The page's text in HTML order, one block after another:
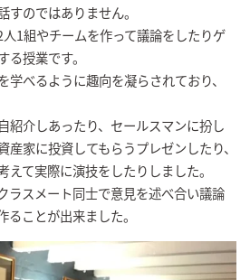
のではありません。
1組やチームを作って議論をしたりゲ
授業です。
べるように趣向を凝らされており、
紹介しあったり、セールスマンに扮し
家に投資してもらうプレゼンしたり、
て実際に演技をしたりしました。
ラスメート同士で意見を述べ合い議論
ことが出来ました。